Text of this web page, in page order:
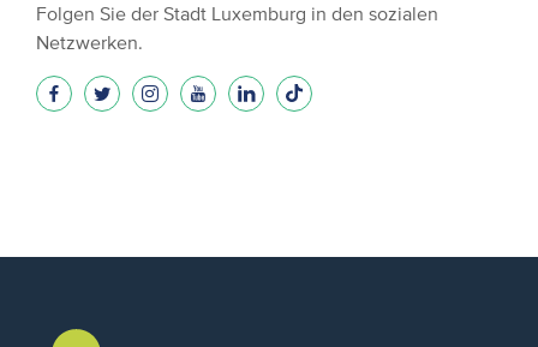
Folgen Sie der Stadt Luxemburg in den sozialen
Netzwerken.